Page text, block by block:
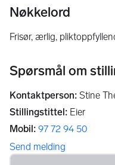
Nøkkelord
frisør, ærlig,
Spørsmål om
Kontaktperson: Stine
Stillingstittel: Eier
Mobil: 97 72 94 50
Send melding